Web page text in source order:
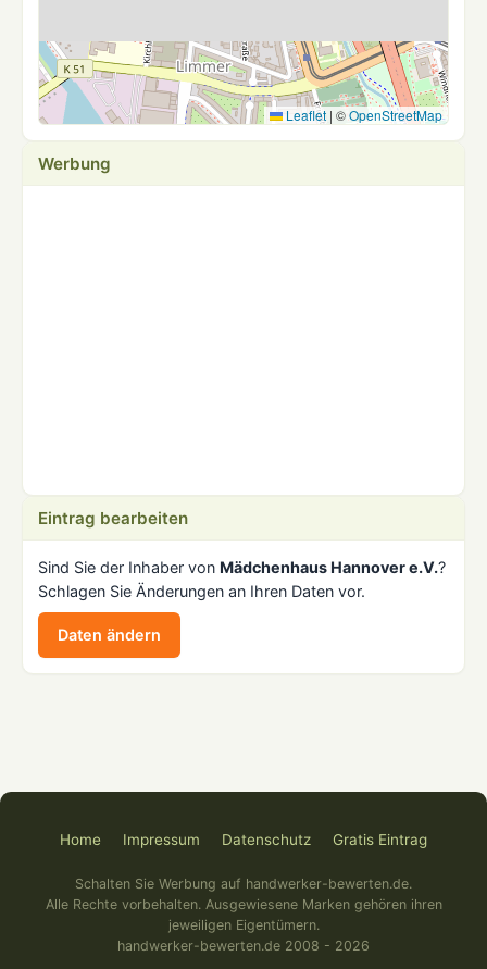
Leaflet | ©OpenStreetMap
Werbung
Eintrag bearbeiten
Sind Sie der Inhaber von Mädchenhaus Hannover e.V.?
Schlagen Sie Änderungen an Ihren Daten vor.
Daten ändern
Home Impressum Datenschutz Gratis Eintrag
Schalten Sie Werbung auf handwerker-bewerten.de.
Alle Rechte vorbehalten. Ausgewiesene Marken gehören ihren
jeweiligen Eigentümern.
handwerker-bewerten.de 2008 - 2026